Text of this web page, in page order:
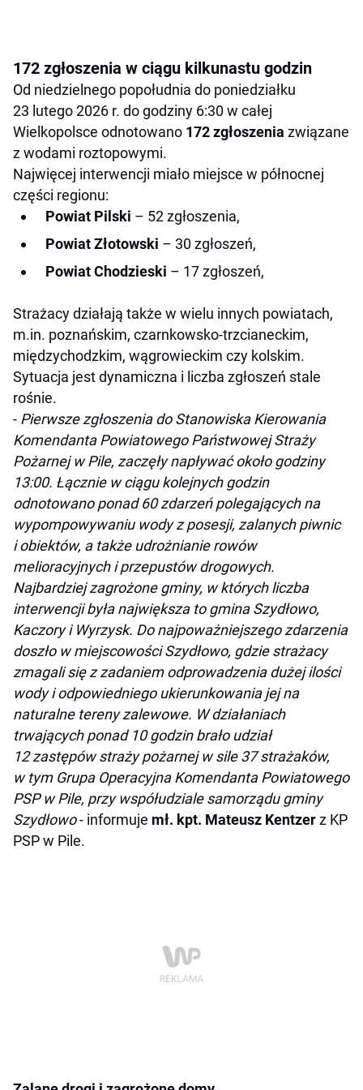
172 zgłoszenia w ciągu kilkunastu godzin
Od niedzielnego popołudnia do poniedziałku
23 lutego 2026 r. do godziny 6:30 w całej
Wielkopolsce odnotowano 172 zgłoszenia związane
z wodami roztopowymi.
Najwięcej interwencji miało miejsce w północnej
części regionu:
Powiat Pilski – 52 zgłoszenia,
Powiat Złotowski – 30 zgłoszeń,
Powiat Chodzieski – 17 zgłoszeń,
Strażacy działają także w wielu innych powiatach,
m.in. poznańskim, czarnkowsko-trzcianeckim,
międzychodzkim, wągrowieckim czy kolskim.
Sytuacja jest dynamiczna i liczba zgłoszeń stale
rośnie.
- Pierwsze zgłoszenia do Stanowiska Kierowania
Komendanta Powiatowego Państwowej Straży
Pożarnej w Pile, zaczęły napływać około godziny
13:00. Łącznie w ciągu kolejnych godzin
odnotowano ponad 60 zdarzeń polegających na
wypompowywaniu wody z posesji, zalanych piwnic
i obiektów, a także udrożnianie rowów
melioracyjnych i przepustów drogowych.
Najbardziej zagrożone gminy, w których liczba
interwencji była największa to gmina Szydłowo,
Kaczory i Wyrzysk. Do najpoważniejszego zdarzenia
doszło w miejscowości Szydłowo, gdzie strażacy
zmagali się z zadaniem odprowadzenia dużej ilości
wody i odpowiedniego ukierunkowania jej na
naturalne tereny zalewowe. W działaniach
trwających ponad 10 godzin brało udział
12 zastępów straży pożarnej w sile 37 strażaków,
w tym Grupa Operacyjna Komendanta Powiatowego
PSP w Pile, przy współudziale samorządu gminy
Szydłowo- informuje mł. kpt. Mateusz Kentzerz KP
PSP w Pile.